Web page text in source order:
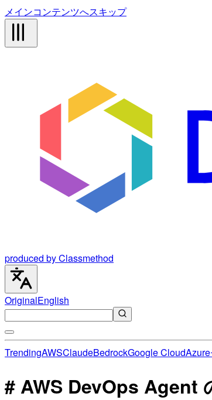
メインコンテンツへスキップ
produced by Classmethod
OriginalEnglish
TrendingAWSClaudeBedrockGoogle CloudAzure
# AWS DevOps Agent